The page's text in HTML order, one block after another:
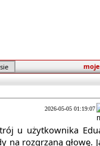
2026-05-05 01:19:07
u użytkownika
na rozgrzaną głowę.